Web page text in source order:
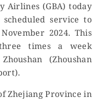
Airlines (GBA) today
service to
2024. This
times a week
(Zhoushan
Zhejiang Province in